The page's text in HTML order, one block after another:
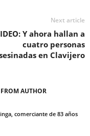
Next article
Y ahora hallan a
cuatro personas
en Clavijero
AUTHOR
comerciante de 83 años